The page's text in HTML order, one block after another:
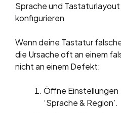
Sprache und
konfigurieren
Wenn deine Tastatur
die Ursache oft an einem
nicht an einem Defekt:
Öffne Einstellungen
‘Sprache & Region’.